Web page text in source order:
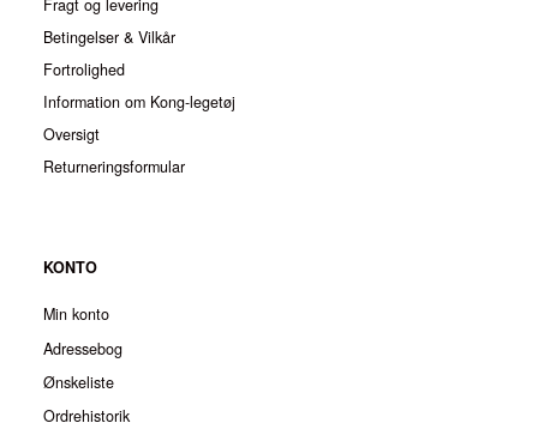
Fragt og levering
Betingelser & Vilkår
Fortrolighed
Information om Kong-legetøj
Oversigt
Returneringsformular
KONTO
Min konto
Adressebog
Ønskeliste
Ordrehistorik